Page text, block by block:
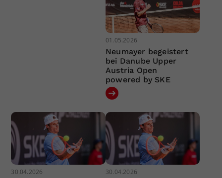
01.05.2026
Neumayer begeistert
bei Danube Upper
Austria Open
powered by SKE
30.04.2026 30.04.2026